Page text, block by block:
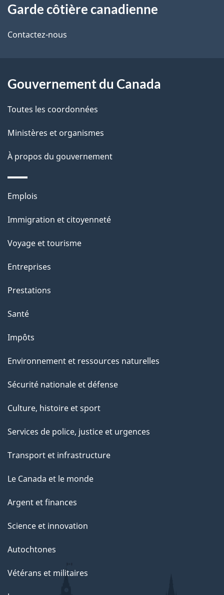
propos
de
site
Garde côtière canadienne
Contactez-nous
Gouvernement du Canada
Toutes les coordonnées
Ministères et organismes
À propos du gouvernement
Thèmes
sujets
Emplois
Immigration et citoyenneté
Voyage et tourisme
Entreprises
Prestations
Santé
Impôts
Environnement et ressources naturelles
Sécurité nationale et défense
Culture, histoire et sport
Services de police, justice et urgences
Transport et infrastructure
Le Canada et le monde
Argent et finances
Science et innovation
Autochtones
Vétérans et militaires